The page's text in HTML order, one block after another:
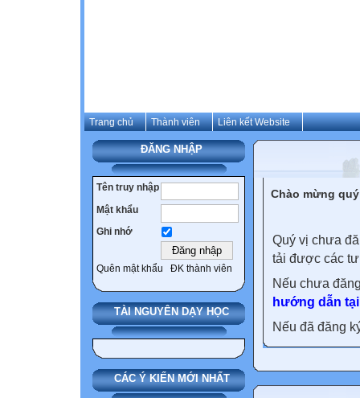
Trang chủ Thành viên Liên kết Website
ĐĂNG NHẬP
Tên truy nhập
Mật khẩu
Ghi nhớ
Quên mật khẩu ĐK thành viên
TÀI NGUYÊN DẠY HỌC
CÁC Ý KIẾN MỚI NHẤT
Chào mừng
Quý vị chưa
tải được các
Nếu chưa
hướng dẫn
Nếu đã đăng